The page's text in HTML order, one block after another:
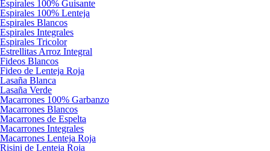
Espirales 100% Guisante
Espirales 100% Lenteja
Espirales Blancos
Espirales Integrales
Espirales Tricolor
Estrellitas Arroz Integral
Fideos Blancos
Fideo de Lenteja Roja
Lasaña Blanca
Lasaña Verde
Macarrones 100% Garbanzo
Macarrones Blancos
Macarrones de Espelta
Macarrones Integrales
Macarrones Lenteja Roja
Risini de Lenteja Roja